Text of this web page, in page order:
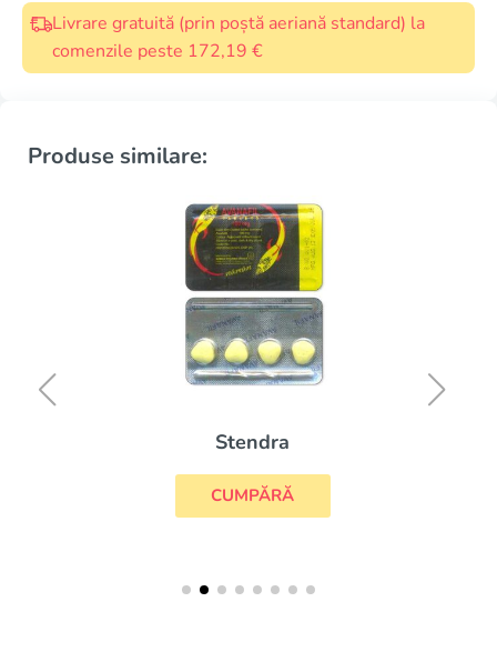
Livrare gratuită (prin poștă aeriană standard) la
comenzile peste 172,19 €
Produse similare:
Stendra
CUMPĂRĂ